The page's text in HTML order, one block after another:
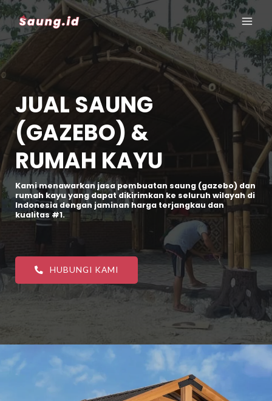
JUAL SAUNG
(GAZEBO) &
RUMAH KAYU
Kami menawarkan jasa pembuatan saung (gazebo) dan
rumah kayu yang dapat dikirimkan ke seluruh wilayah di
Indonesia dengan jaminan harga terjangkau dan
kualitas #1.
HUBUNGI KAMI